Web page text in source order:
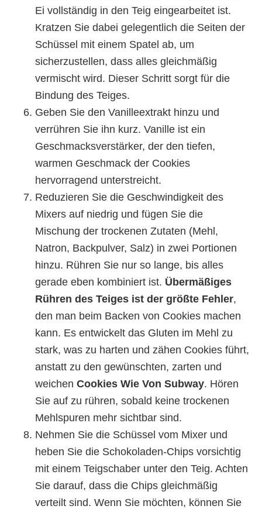
Ei vollständig in den Teig eingearbeitet ist.
Kratzen Sie dabei gelegentlich die Seiten der
Schüssel mit einem Spatel ab, um
sicherzustellen, dass alles gleichmäßig
vermischt wird. Dieser Schritt sorgt für die
Bindung des Teiges.
Geben Sie den Vanilleextrakt hinzu und
verrühren Sie ihn kurz. Vanille ist ein
Geschmacksverstärker, der den tiefen,
warmen Geschmack der Cookies
hervorragend unterstreicht.
Reduzieren Sie die Geschwindigkeit des
Mixers auf niedrig und fügen Sie die
Mischung der trockenen Zutaten (Mehl,
Natron, Backpulver, Salz) in zwei Portionen
hinzu. Rühren Sie nur so lange, bis alles
gerade eben kombiniert ist. Übermäßiges
Rühren des Teiges ist der größte Fehler,
den man beim Backen von Cookies machen
kann. Es entwickelt das Gluten im Mehl zu
stark, was zu harten und zähen Cookies führt,
anstatt zu den gewünschten, zarten und
weichen Cookies Wie Von Subway. Hören
Sie auf zu rühren, sobald keine trockenen
Mehlspuren mehr sichtbar sind.
Nehmen Sie die Schüssel vom Mixer und
heben Sie die Schokoladen-Chips vorsichtig
mit einem Teigschaber unter den Teig. Achten
Sie darauf, dass die Chips gleichmäßig
verteilt sind. Wenn Sie möchten, können Sie